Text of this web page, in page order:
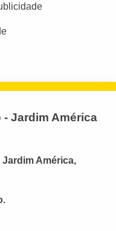
Jardim América
Jardim América,